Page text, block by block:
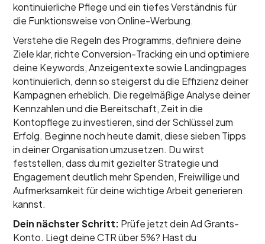
kontinuierliche Pflege und ein tiefes Verständnis für
die Funktionsweise von Online-Werbung.
Verstehe die Regeln des Programms, definiere deine
Ziele klar, richte Conversion-Tracking ein und optimiere
deine Keywords, Anzeigentexte sowie Landingpages
kontinuierlich, denn so steigerst du die Effizienz deiner
Kampagnen erheblich. Die regelmäßige Analyse deiner
Kennzahlen und die Bereitschaft, Zeit in die
Kontopflege zu investieren, sind der Schlüssel zum
Erfolg. Beginne noch heute damit, diese sieben Tipps
in deiner Organisation umzusetzen. Du wirst
feststellen, dass du mit gezielter Strategie und
Engagement deutlich mehr Spenden, Freiwillige und
Aufmerksamkeit für deine wichtige Arbeit generieren
kannst.
Dein nächster Schritt: Prüfe jetzt dein Ad Grants-
Konto. Liegt deine CTR über 5%? Hast du